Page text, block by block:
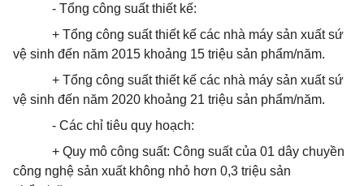
- Tổng công suất thiết kế:
+ Tổng công suất thiết kế các nhà máy sản xuất sứ
vệ sinh đến năm 2015 khoảng 15 triệu sản phẩm/năm.
+ Tổng công suất thiết kế các nhà máy sản xuất sứ
vệ sinh đến năm 2020 khoảng 21 triệu sản phẩm/năm.
- Các chỉ tiêu quy hoạch:
+ Quy mô công suất: Công suất của 01 dây chuyền
công nghệ sản xuất không nhỏ hơn 0,3 triệu sản